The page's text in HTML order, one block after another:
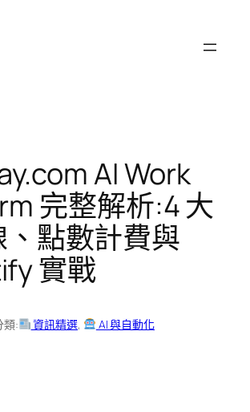
AI Work
完整解析:4 大
點數計費與
實戰
類: 資訊精選, AI 與自動化